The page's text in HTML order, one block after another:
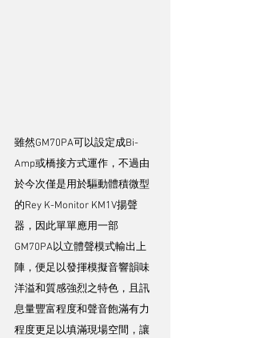
雖然GM70PA可以設定成Bi-
Amp或橋接方式運作，不過由
於今次僅是用於驅動體積微型
的Rey K-Monitor KM1V揚聲
器，因此單單應用一部
GM70PA以立體聲模式輸出上
陣，便足以發揮模擬音響韻味
洋溢和質感強烈之特色，且訊
息量豐富程度和聲音飽滿有力
程度更足以填滿現場空間，讓